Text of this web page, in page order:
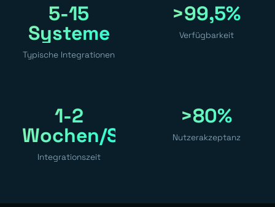
5-15
Systeme
Typische Integrationen
>99,5%
Verfügbarkeit
1-2
Wochen/System
Integrationszeit
>80%
Nutzerakzeptanz